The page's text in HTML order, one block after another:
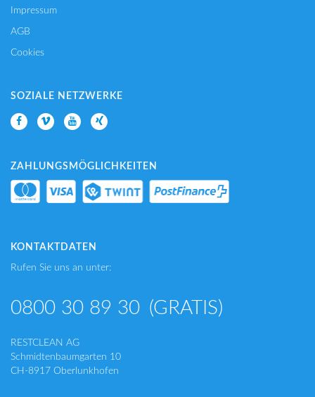
Impressum
AGB
Cookies
SOZIALE NETZWERKE
ZAHLUNGSMÖGLICHKEITEN
KONTAKTDATEN
Rufen Sie uns an unter:
0800 30 89 30 (GRATIS)
RESTCLEAN AG
Schmidtenbaumgarten 10
CH-8917 Oberlunkhofen